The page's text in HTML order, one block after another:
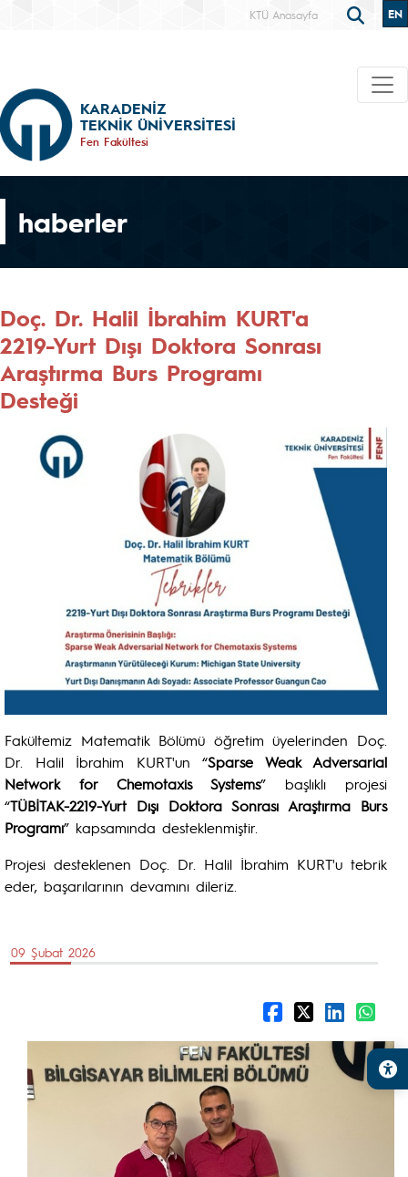
KTÜ Anasayfa EN
KARADENİZ
TEKNİK ÜNİVERSİTESİ
Fen Fakültesi
haberler
Doç. Dr. Halil İbrahim KURT'a
2219-Yurt Dışı Doktora Sonrası
Araştırma Burs Programı
Desteği
Fakültemiz Matematik Bölümü öğretim üyelerinden Doç.
Dr. Halil İbrahim KURT'un “Sparse Weak Adversarial
Network for Chemotaxis Systems” başlıklı projesi
“TÜBİTAK-2219-Yurt Dışı Doktora Sonrası Araştırma Burs
Programı” kapsamında desteklenmiştir.
Projesi desteklenen Doç. Dr. Halil İbrahim KURT'u tebrik
eder, başarılarının devamını dileriz.
09 Şubat 2026